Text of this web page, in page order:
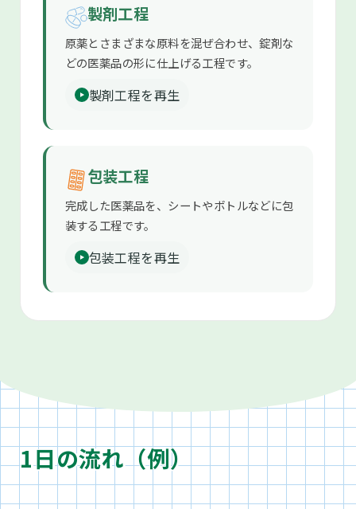
製剤工程
原薬とさまざまな原料を混ぜ合わせ、錠剤な
どの医薬品の形に仕上げる工程です。
製剤工程を再生
包装工程
完成した医薬品を、シートやボトルなどに包
装する工程です。
包装工程を再生
1日の流れ（例）